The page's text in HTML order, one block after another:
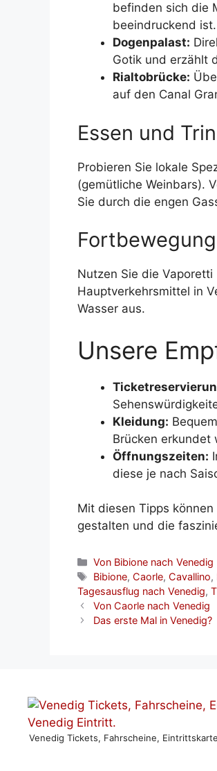
befinden sich die
beeindruckend ist.
Dogenpalast:
Gotik und erzählt
Rialtobrücke:
auf den Canal
Essen und
Probieren Sie lokale
(gemütliche Weinbars).
Sie durch die engen
Fortbewegung
Nutzen Sie die
Hauptverkehrsmittel in
Wasser aus.
Unsere
Kleidung:
Brücken erkundet
Öffnungszeiten:
diese je nach
Mit diesen Tipps
gestalten und die
Kategorien
Von Bibione nach Venedig
Schlagwörter
Bibione, Caorle, Cavallino,
Tagesausflug nach Venedig,
Von Caorle nach Venedig
Das erste Mal in Venedig?
Venedig Tickets, Fahrscheine,